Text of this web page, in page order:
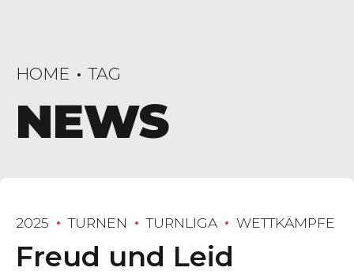
HOME TAG
NEWS
2025 TURNEN TURNLIGA WETTKÄMPFE
Freud und Leid